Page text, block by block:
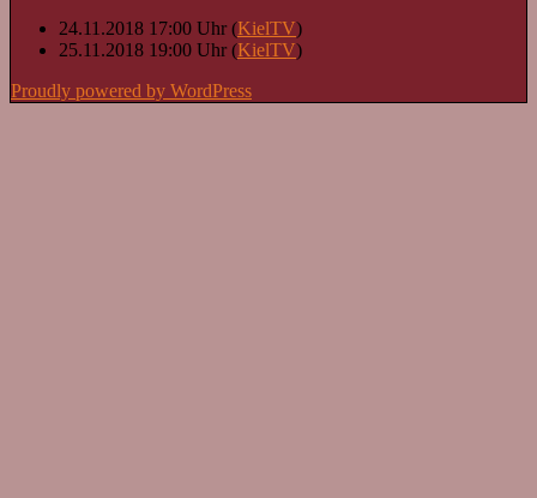
24.11.2018 17:00 Uhr (KielTV)
25.11.2018 19:00 Uhr (KielTV)
Proudly powered by WordPress